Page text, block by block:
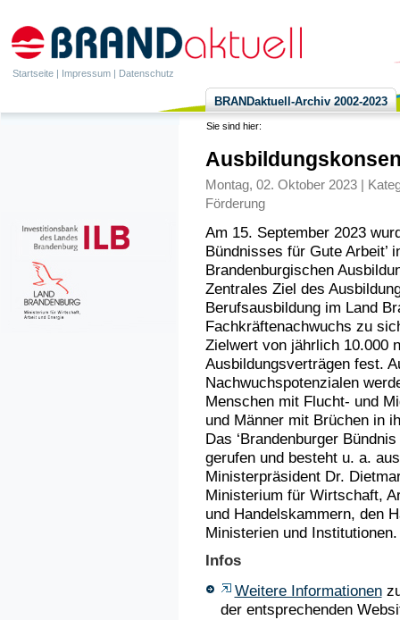
Startseite | Impressum | Datenschutz
BRANDaktuell-Archiv 2002-2023
Sie sind hier:
Montag, 02. Oktober 2023 |
Förderung
Am 15. September 2023
Bündnisses für Gute Arbeit’
Brandenburgischen
Zentrales Ziel des
Berufsausbildung im Land
Fachkräftenachwuchs zu
Zielwert von jährlich 10.000
Ausbildungsverträgen fest.
Nachwuchspotenzialen
Menschen mit Flucht- und
und Männer mit Brüchen in
Das ‘Brandenburger
gerufen und besteht u. a.
Ministerpräsident Dr.
Ministerium für Wirtschaft,
und Handelskammern, den
Ministerien und
Infos
Weitere Informationen
der entsprechenden